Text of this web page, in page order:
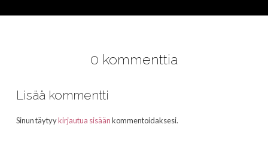
0 kommenttia
Lisää kommentti
Sinun täytyykirjautua sisäänkommentoidaksesi.